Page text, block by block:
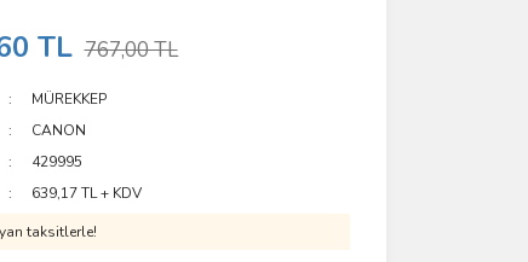
TL 767,00 TL
MÜREKKEP
CANON
429995
639,17 TL + KDV
taksitlerle!